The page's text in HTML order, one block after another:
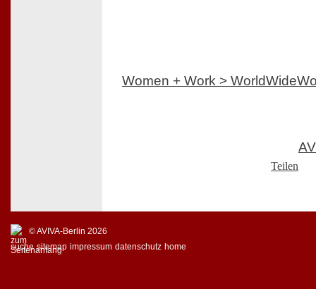
Women + Work >
Teilen
© AVIVA-Berlin 2026
suche sitemap impressum datenschutz home